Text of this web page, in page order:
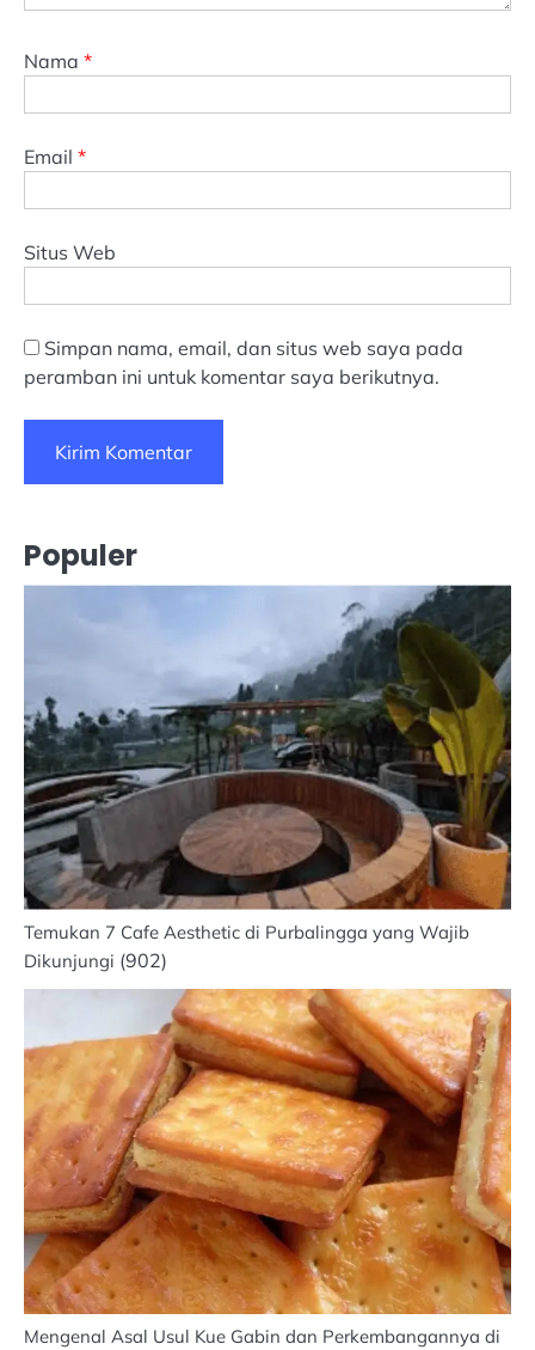
Nama *
Email *
Situs Web
Simpan nama, email, dan situs web saya pada
peramban ini untuk komentar saya berikutnya.
Populer
Temukan 7 Cafe Aesthetic di Purbalingga yang Wajib
Dikunjungi (902)
Mengenal Asal Usul Kue Gabin dan Perkembangannya di